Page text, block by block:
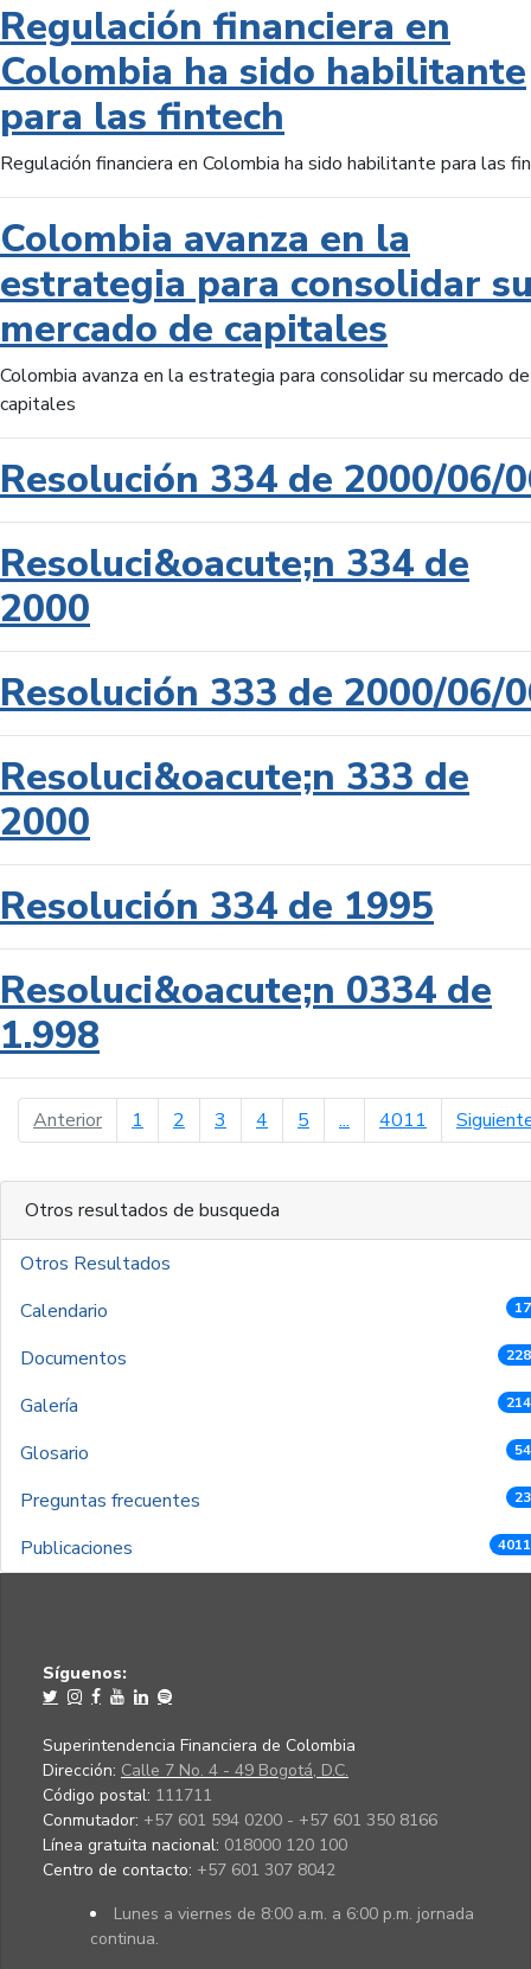
Regulación financiera en
Colombia ha sido habilitante
para las fintech
Regulación financiera en Colombia ha sido habilitante para las
Colombia avanza en la
estrategia para consolidar
mercado de capitales
Colombia avanza en la estrategia para consolidar su mercado de
capitales
Resolución 334 de 2000/06/
Resoluci&oacute;n 334 de
2000
Resolución 333 de 2000/06/
Resoluci&oacute;n 333 de
2000
Resolución 334 de 1995
Resoluci&oacute;n 0334 de
1.998
Anteriorpágina anterior
1 2 3 4 5 ... 4011
Otros resultados de busqueda
Otros Resultados
Calendario
Documentos
Galería
Glosario
Preguntas frecuentes
Publicaciones
Síguenos:
Superintendencia Financiera de Colombia
Dirección: Calle 7 No. 4 - 49 Bogotá, D.C.
Código postal: 111711
Conmutador: +57 601 594 0200 - +57 601 350 8166
Línea gratuita nacional: 018000 120 100
Centro de contacto: +57 601 307 8042
Lunes a viernes de 8:00 a.m. a 6:00 p.m. jornada
continua.